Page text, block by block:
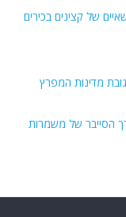
של קצינים בכירים
מדינות המפרץ
הסייבר של משמרות